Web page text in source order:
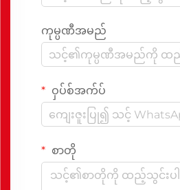
ကုမ္ပဏီအမည်
ဝှပ်စ်အက်ပ်
စာတို